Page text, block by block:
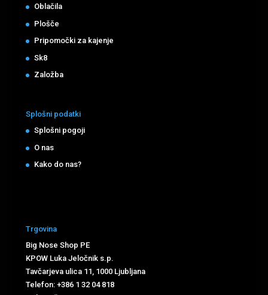
Oblačila
Plošče
Pripomočki za kajenje
Sk8
Založba
Splošni podatki
Splošni pogoji
O nas
Kako do nas?
Trgovina
Big Nose Shop PE
KPOW Luka Jeločnik s.p.
Tavčarjeva ulica 11, 1000 Ljubljana
Telefon: +386 1 32 04 818